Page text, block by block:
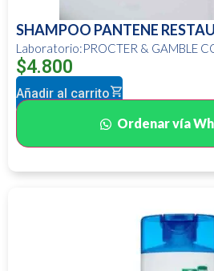
SHAMPOO PANTENE
Laboratorio:PROCTER & GAMBLE
$4.800
Añadir al carrito
Ordenar vía